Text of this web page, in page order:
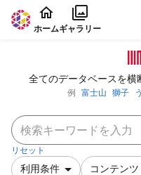
本文に飛ぶ
ホームギャラリー
全てのデータベースを横
例 富士山 獅子
リセット
利用条件 コンテンツ